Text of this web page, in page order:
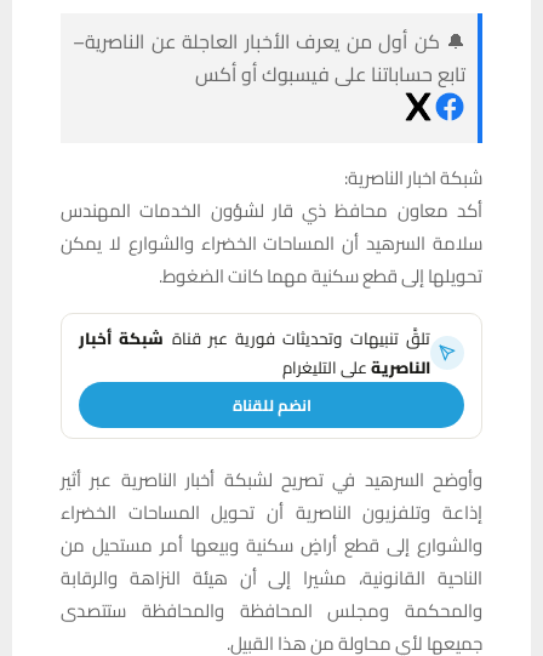
🔔 كن أول من يعرف الأخبار العاجلة عن الناصرية–
تابع حساباتنا على فيسبوك أو أكس
شبكة اخبار الناصرية:
أكد معاون محافظ ذي قار لشؤون الخدمات المهندس
سلامة السرهيد أن المساحات الخضراء والشوارع لا يمكن
تحويلها إلى قطع سكنية مهما كانت الضغوط.
تلقَّ تنبيهات وتحديثات فورية عبر قناة شبكة أخبار
الناصريةعلى التليغرام
انضم للقناة
وأوضح السرهيد في تصريح لشبكة أخبار الناصرية عبر أثير
إذاعة وتلفزيون الناصرية أن تحويل المساحات الخضراء
والشوارع إلى قطع أراضٍ سكنية وبيعها أمر مستحيل من
الناحية القانونية، مشيرا إلى أن هيئة النزاهة والرقابة
والمحكمة ومجلس المحافظة والمحافظة ستتصدى
جميعها لأي محاولة من هذا القبيل.